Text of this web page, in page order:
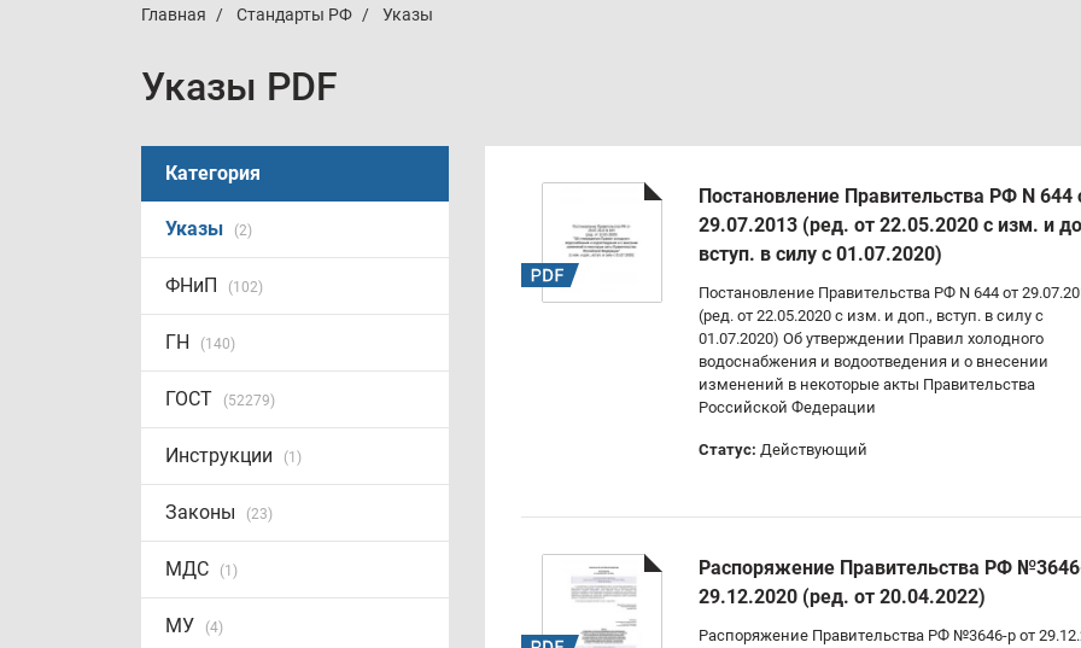
Главная Стандарты РФ Указы
Указы PDF
Категория
Указы (2)
ФНиП (102)
ГН (140)
ГОСТ (52279)
Инструкции (1)
Законы (23)
МДС (1)
МУ (4)
Постановление Правительства РФ N 644
29.07.2013 (ред. от 22.05.2020 с изм. и
вступ. в силу с 01.07.2020)
Постановление Правительства РФ N 644 от
(ред. от 22.05.2020 с изм. и доп., вступ. в силу с
01.07.2020) Об утверждении Правил холодного
водоснабжения и водоотведения и о внесении
изменений в некоторые акты Правительства
Российской Федерации
Статус: Действующий
Распоряжение Правительства РФ
29.12.2020 (ред. от 20.04.2022)
Распоряжение Правительства РФ №3646-р от